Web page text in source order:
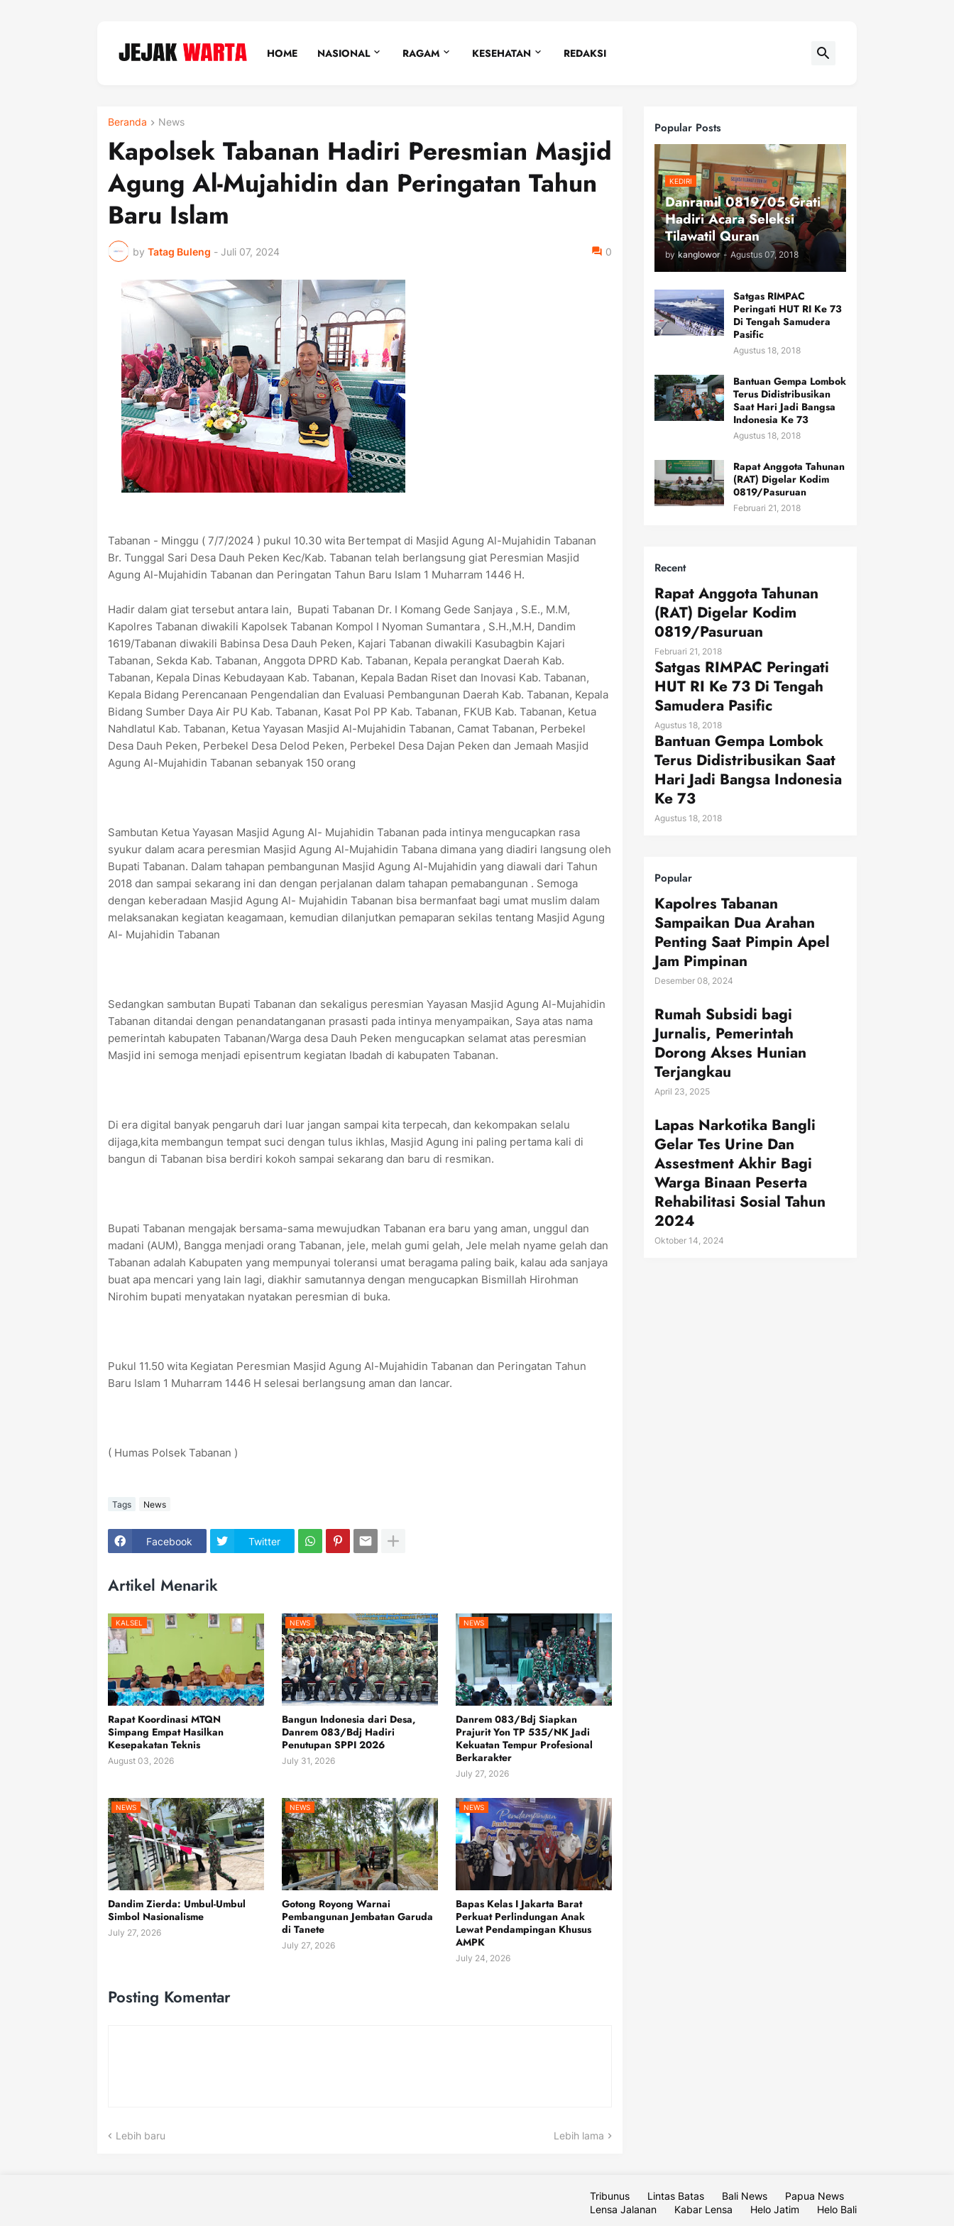
HOME NASIONAL RAGAM KESEHATAN REDAKSI
Beranda News
Kapolsek Tabanan Hadiri Peresmian Masjid
Agung Al-Mujahidin dan Peringatan Tahun
Baru Islam
by Tatag Buleng - Juli 07, 2024 0
Tabanan - Minggu ( 7/7/2024 ) pukul 10.30 wita Bertempat di Masjid Agung Al-Mujahidin Tabanan
Br. Tunggal Sari Desa Dauh Peken Kec/Kab. Tabanan telah berlangsung giat Peresmian Masjid
Agung Al-Mujahidin Tabanan dan Peringatan Tahun Baru Islam 1 Muharram 1446 H.
Hadir dalam giat tersebut antara lain, Bupati Tabanan Dr. I Komang Gede Sanjaya , S.E., M.M,
Kapolres Tabanan diwakili Kapolsek Tabanan Kompol I Nyoman Sumantara , S.H.,M.H, Dandim
1619/Tabanan diwakili Babinsa Desa Dauh Peken, Kajari Tabanan diwakili Kasubagbin Kajari
Tabanan, Sekda Kab. Tabanan, Anggota DPRD Kab. Tabanan, Kepala perangkat Daerah Kab.
Tabanan, Kepala Dinas Kebudayaan Kab. Tabanan, Kepala Badan Riset dan Inovasi Kab. Tabanan,
Kepala Bidang Perencanaan Pengendalian dan Evaluasi Pembangunan Daerah Kab. Tabanan, Kepala
Bidang Sumber Daya Air PU Kab. Tabanan, Kasat Pol PP Kab. Tabanan, FKUB Kab. Tabanan, Ketua
Nahdlatul Kab. Tabanan, Ketua Yayasan Masjid Al-Mujahidin Tabanan, Camat Tabanan, Perbekel
Desa Dauh Peken, Perbekel Desa Delod Peken, Perbekel Desa Dajan Peken dan Jemaah Masjid
Agung Al-Mujahidin Tabanan sebanyak 150 orang
Sambutan Ketua Yayasan Masjid Agung Al- Mujahidin Tabanan pada intinya mengucapkan rasa
syukur dalam acara peresmian Masjid Agung Al-Mujahidin Tabana dimana yang diadiri langsung oleh
Bupati Tabanan. Dalam tahapan pembangunan Masjid Agung Al-Mujahidin yang diawali dari Tahun
2018 dan sampai sekarang ini dan dengan perjalanan dalam tahapan pemabangunan . Semoga
dengan keberadaan Masjid Agung Al- Mujahidin Tabanan bisa bermanfaat bagi umat muslim dalam
melaksanakan kegiatan keagamaan, kemudian dilanjutkan pemaparan sekilas tentang Masjid Agung
Al- Mujahidin Tabanan
Sedangkan sambutan Bupati Tabanan dan sekaligus peresmian Yayasan Masjid Agung Al-Mujahidin
Tabanan ditandai dengan penandatanganan prasasti pada intinya menyampaikan, Saya atas nama
pemerintah kabupaten Tabanan/Warga desa Dauh Peken mengucapkan selamat atas peresmian
Masjid ini semoga menjadi episentrum kegiatan Ibadah di kabupaten Tabanan.
Di era digital banyak pengaruh dari luar jangan sampai kita terpecah, dan kekompakan selalu
dijaga,kita membangun tempat suci dengan tulus ikhlas, Masjid Agung ini paling pertama kali di
bangun di Tabanan bisa berdiri kokoh sampai sekarang dan baru di resmikan.
Bupati Tabanan mengajak bersama-sama mewujudkan Tabanan era baru yang aman, unggul dan
madani (AUM), Bangga menjadi orang Tabanan, jele, melah gumi gelah, Jele melah nyame gelah dan
Tabanan adalah Kabupaten yang mempunyai toleransi umat beragama paling baik, kalau ada sanjaya
buat apa mencari yang lain lagi, diakhir samutannya dengan mengucapkan Bismillah Hirohman
Nirohim bupati menyatakan nyatakan peresmian di buka.
Pukul 11.50 wita Kegiatan Peresmian Masjid Agung Al-Mujahidin Tabanan dan Peringatan Tahun
Baru Islam 1 Muharram 1446 H selesai berlangsung aman dan lancar.
( Humas Polsek Tabanan )
Tags News
Facebook Twitter
Artikel Menarik
KALSEL
Rapat Koordinasi MTQN
Simpang Empat Hasilkan
Kesepakatan Teknis
August 03, 2026
NEWS
Bangun Indonesia dari Desa,
Danrem 083/Bdj Hadiri
Penutupan SPPI 2026
July 31, 2026
NEWS
Danrem 083/Bdj Siapkan
Prajurit Yon TP 535/NK Jadi
Kekuatan Tempur Profesional
Berkarakter
July 27, 2026
NEWS
Dandim Zierda: Umbul-Umbul
Simbol Nasionalisme
July 27, 2026
NEWS
Gotong Royong Warnai
Pembangunan Jembatan Garuda
di Tanete
July 27, 2026
NEWS
Bapas Kelas I Jakarta Barat
Perkuat Perlindungan Anak
Lewat Pendampingan Khusus
AMPK
July 24, 2026
Posting Komentar
Lebih baru Lebih lama
Popular Posts
KEDIRI
Danramil 0819/05 Grati
Hadiri Acara Seleksi
Tilawatil Quran
by kanglowor - Agustus 07, 2018
Satgas RIMPAC
Peringati HUT RI Ke 73
Di Tengah Samudera
Pasific
Agustus 18, 2018
Bantuan Gempa Lombok
Terus Didistribusikan
Saat Hari Jadi Bangsa
Indonesia Ke 73
Agustus 18, 2018
Rapat Anggota Tahunan
(RAT) Digelar Kodim
0819/Pasuruan
Februari 21, 2018
Recent
Rapat Anggota Tahunan
(RAT) Digelar Kodim
0819/Pasuruan
Februari 21, 2018
Satgas RIMPAC Peringati
HUT RI Ke 73 Di Tengah
Samudera Pasific
Agustus 18, 2018
Bantuan Gempa Lombok
Terus Didistribusikan Saat
Hari Jadi Bangsa Indonesia
Ke 73
Agustus 18, 2018
Popular
Kapolres Tabanan
Sampaikan Dua Arahan
Penting Saat Pimpin Apel
Jam Pimpinan
Desember 08, 2024
Rumah Subsidi bagi
Jurnalis, Pemerintah
Dorong Akses Hunian
Terjangkau
April 23, 2025
Lapas Narkotika Bangli
Gelar Tes Urine Dan
Assestment Akhir Bagi
Warga Binaan Peserta
Rehabilitasi Sosial Tahun
2024
Oktober 14, 2024
Tribunus Lintas Batas Bali News
Papua News
Lensa Jalanan
Kabar Lensa Helo Jatim Helo Bali